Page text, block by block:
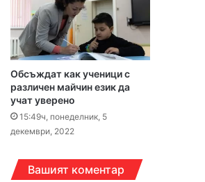
Обсъждат как ученици с
различен майчин език да
учат уверено
15:49ч, понеделник, 5
декември, 2022
Вашият коментар